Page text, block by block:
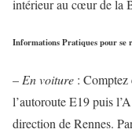
intérieur au cœur de la
Informations Pratiques pour se
– En voiture :
l’autoroute E19 puis
direction de Rennes.